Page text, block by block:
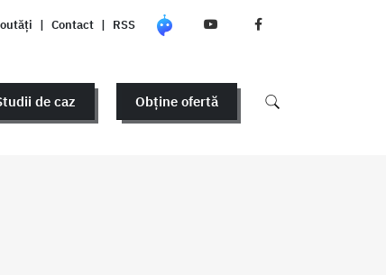
| Contact | RSS
de caz Obține ofertă